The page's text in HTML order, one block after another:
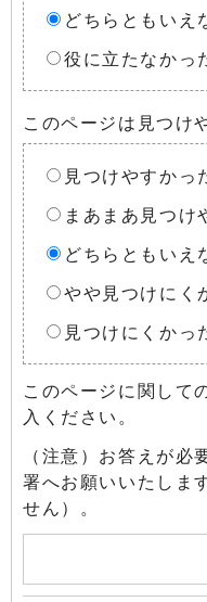
どちらともいえ
役に立たなかっ
このページは見つけ
見つけやすかっ
まあまあ見つけ
どちらともいえ
やや見つけにく
見つけにくかっ
このページに関して
入ください。
（注意）お答えが
署へお願いいたしま
せん）。